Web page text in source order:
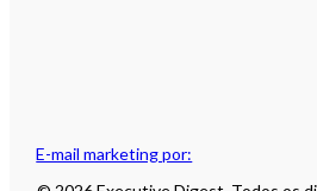
E-mail marketing por: